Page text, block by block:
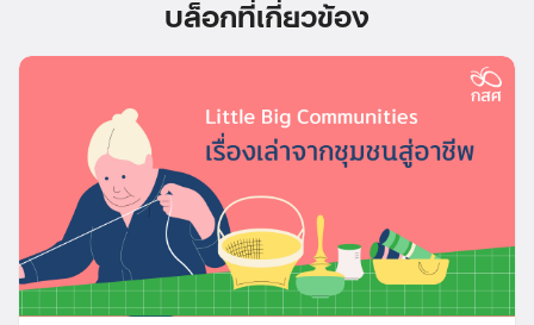
บล็อกที่เกี่ยวข้อง